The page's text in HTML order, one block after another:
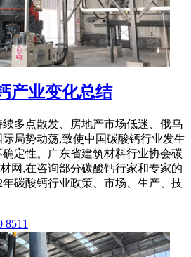
产业变化总结
续多点散发、房地产市场低迷、俄乌
局势动荡,致使中国碳酸钙行业发生
定性。广东省建筑材料行业协会碳
网,在咨询部分碳酸钙行家和专家的
年碳酸钙行业政策、市场、生产、技
8511